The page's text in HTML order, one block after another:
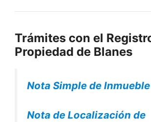
Trámites con el
Propiedad de Blanes
Nota Simple de Inmueble
Nota de Localización de